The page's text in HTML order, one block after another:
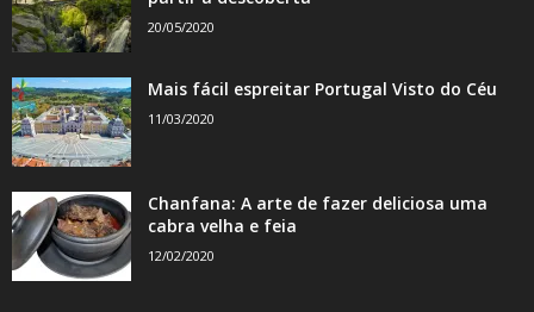
20/05/2020
Mais fácil espreitar Portugal Visto do Céu
11/03/2020
Chanfana: A arte de fazer deliciosa uma
cabra velha e feia
12/02/2020